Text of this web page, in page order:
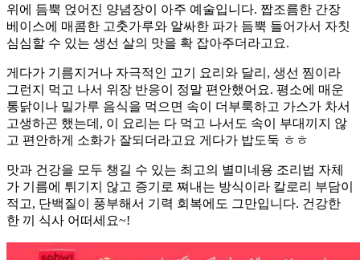
위에 듬뿍 얹어진 양념장이 아주 예술입니다. 짭조름한 간장
베이스에 매콤한 고춧가루와 알싸한 파가 듬뿍 들어가서 자칫
심심할 수 있는 생선 살의 맛을 확 잡아주더라고요.
게다가 기름지거나 자극적인 고기 요리와 달리, 생선 찜이라
그런지 먹고 나서 위장 반응이 정말 편안했어요. 평소에 매운
통닭이나 밀가루 음식을 먹으면 속이 더부룩하고 가스가 차서
고생하곤 했는데, 이 요리는 다 먹고 나서도 속이 부대끼지 않
고 편안하게 소화가 잘되더라고요 게다가 밥도둑 ㅎㅎ
맛과 건강을 모두 챙길 수 있는 최고의 별미네용 조리법 자체
가 기름에 튀기지 않고 증기로 쪄내는 방식이라 칼로리 부담이
적고, 단백질이 풍부해서 기력 회복에도 그만입니다. 건강한
한 끼 식사 어떠세요~!